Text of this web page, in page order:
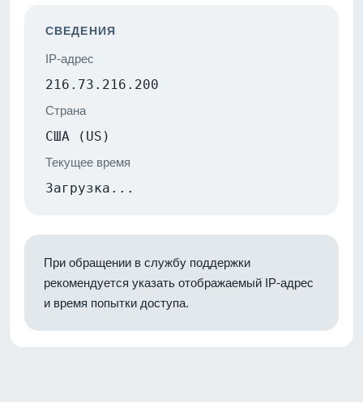
СВЕДЕНИЯ
IP-адрес
216.73.216.200
Страна
США (US)
Текущее время
Загрузка...
При обращении в службу поддержки
рекомендуется указать отображаемый IP-адрес
и время попытки доступа.